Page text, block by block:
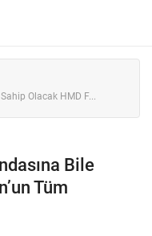
Olacak HMD F...
Bile
Tüm